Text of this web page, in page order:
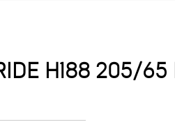
H188 205/65